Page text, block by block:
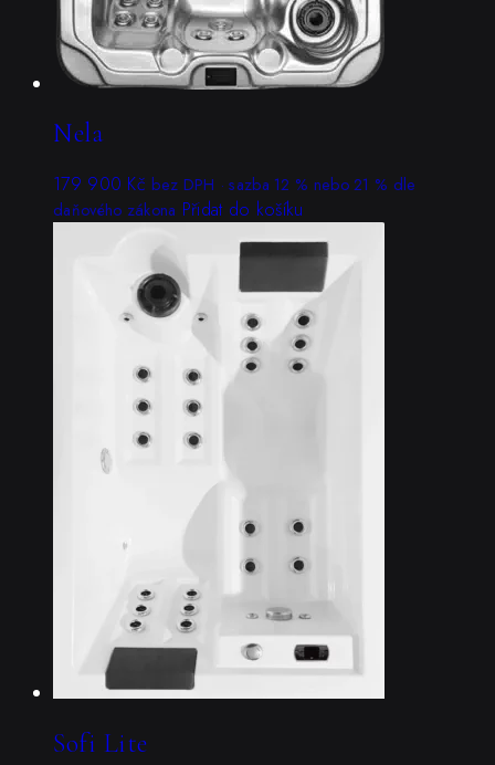
Nela
179 900 Kč bez DPH · sazba 12 % nebo 21 % dle
daňového zákona Přidat do košíku
Sofi Lite